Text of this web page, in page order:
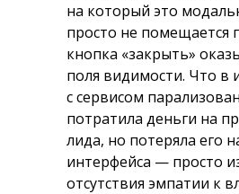
на который это
просто не помещается
кнопка «закрыть»
поля видимости. Что в
с сервисом
потратила деньги на
лида, но потеряла его
интерфейса — просто
отсутствия эмпатии к